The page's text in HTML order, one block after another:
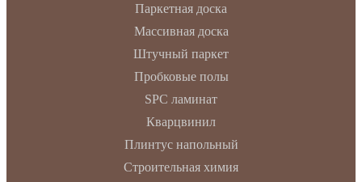
Паркетная доска
Массивная доска
Штучный паркет
Пробковые полы
SPC ламинат
Кварцвинил
Плинтус напольный
Строительная химия